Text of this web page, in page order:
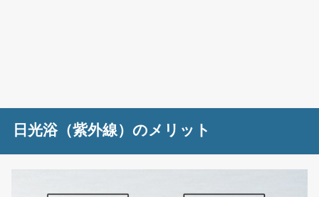
日光浴（紫外線）のメリット